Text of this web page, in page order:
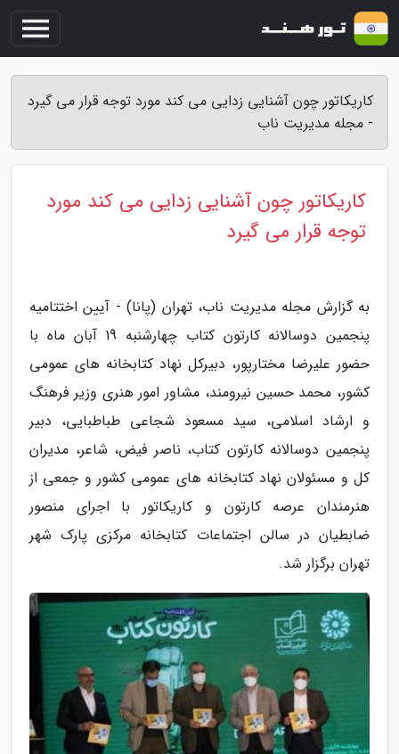
کاریکاتور چون آشنایی زدایی می کند مورد توجه قرار می گیرد
- مجله مدیریت ناب
کاریکاتور چون آشنایی زدایی می کند مورد
توجه قرار می گیرد
به گزارش مجله مدیریت ناب، تهران (پانا) - آیین اختتامیه
پنجمین دوسالانه کارتون کتاب چهارشنبه 19 آبان ماه با
حضور علیرضا مختارپور، دبیرکل نهاد کتابخانه های عمومی
کشور، محمد حسین نیرومند، مشاور امور هنری وزیر فرهنگ
و ارشاد اسلامی، سید مسعود شجاعی طباطبایی، دبیر
پنجمین دوسالانه کارتون کتاب، ناصر فیض، شاعر، مدیران
کل و مسئولان نهاد کتابخانه های عمومی کشور و جمعی از
هنرمندان عرصه کارتون و کاریکاتور با اجرای منصور
ضابطیان در سالن اجتماعات کتابخانه مرکزی پارک شهر
تهران برگزار شد.